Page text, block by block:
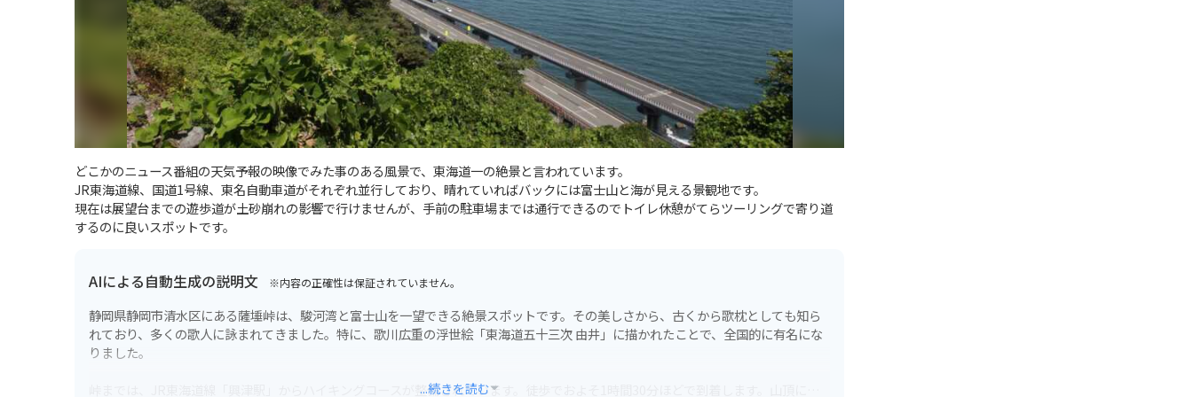
どこかのニュース番組の天気予報の映像でみた事のある風景で、東海道一の絶景と言われています。
JR東海道線、国道1号線、東名自動車道がそれぞれ並行しており、晴れていればバックには富士山と海が見える景観地です。
現在は展望台までの遊歩道が土砂崩れの影響で行けませんが、手前の駐車場までは通行できるのでトイレ休憩がてらツーリングで寄り道
するのに良いスポットです。
AIによる自動生成の説明文 ※内容の正確性は保証されていません。
静岡県静岡市清水区にある薩埵峠は、駿河湾と富士山を一望できる絶景スポットです。その美しさから、古くから歌枕としても知ら
れており、多くの歌人に詠まれてきました。特に、歌川広重の浮世絵「東海道五十三次 由井」に描かれたことで、全国的に有名にな
りました。
峠までは、JR東海道線「興津駅」からハイキングコースが整備されています。徒歩でおよそ1時間30分ほどで到着します。山頂には
...続きを読む